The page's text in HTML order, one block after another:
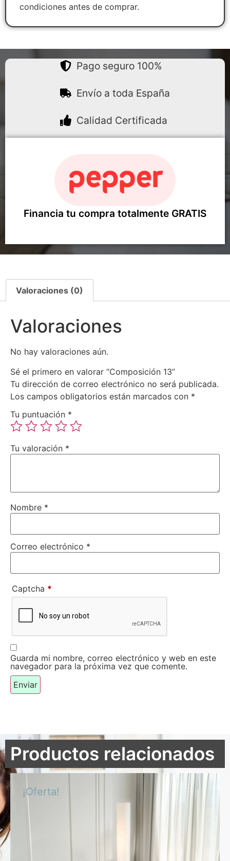
condiciones antes de comprar.
Pago seguro 100%
Envío a toda España
Calidad Certificada
Financia tu compra totalmente GRATIS
Valoraciones (0)
Valoraciones
No hay valoraciones aún.
Sé el primero en valorar “Composición 13”
Tu dirección de correo electrónico no será publicada.
Los campos obligatorios están marcados con *
Tu puntuación *
Tu valoración *
Nombre *
Correo electrónico *
Captcha *
Guarda mi nombre, correo electrónico y web en este
navegador para la próxima vez que comente.
Productos relacionados
¡Oferta!